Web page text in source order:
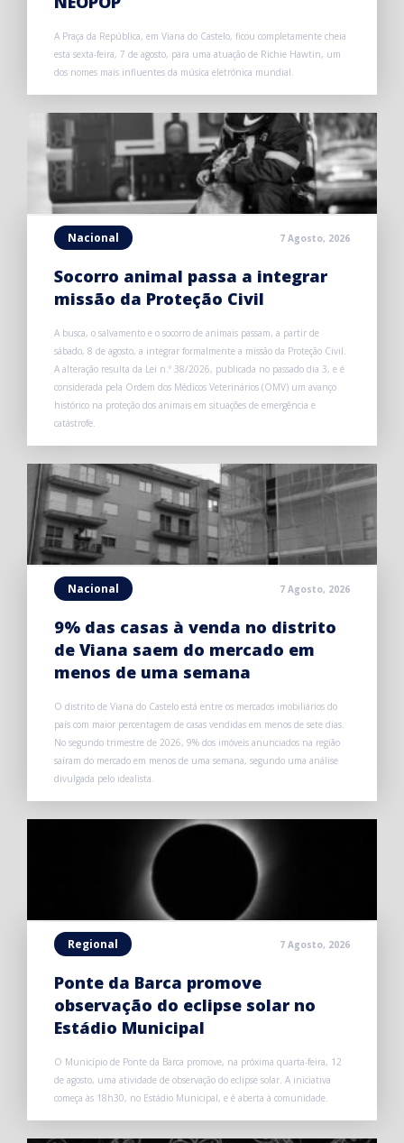
A Praça da República, em Viana do Castelo, ficou completamente cheia
esta sexta-feira, 7 de agosto, para uma atuação de Richie Hawtin, um
dos nomes mais influentes da música eletrónica mundial.
Nacional 7 Agosto, 2026
Socorro animal passa a integrar
missão da Proteção Civil
A busca, o salvamento e o socorro de animais passam, a partir de
sábado, 8 de agosto, a integrar formalmente a missão da Proteção Civil.
A alteração resulta da Lei n.º 38/2026, publicada no passado dia 3, e é
considerada pela Ordem dos Médicos Veterinários (OMV) um avanço
histórico na proteção dos animais em situações de emergência e
catástrofe.
Nacional 7 Agosto, 2026
9% das casas à venda no distrito
de Viana saem do mercado em
menos de uma semana
O distrito de Viana do Castelo está entre os mercados imobiliários do
país com maior percentagem de casas vendidas em menos de sete dias.
No segundo trimestre de 2026, 9% dos imóveis anunciados na região
saíram do mercado em menos de uma semana, segundo uma análise
divulgada pelo idealista.
Regional 7 Agosto, 2026
Ponte da Barca promove
observação do eclipse solar no
Estádio Municipal
O Município de Ponte da Barca promove, na próxima quarta-feira, 12
de agosto, uma atividade de observação do eclipse solar. A iniciativa
começa às 18h30, no Estádio Municipal, e é aberta à comunidade.